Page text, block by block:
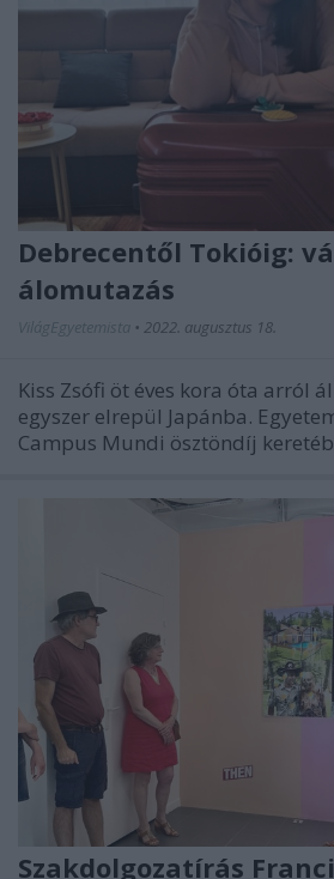
Debrecentől Tokióig:
álomutazás
VilágEgyetemista • 2022. augusztus 18.
Kiss Zsófi öt éves kora óta arról
egyszer elrepül Japánba.
Campus Mundi ösztöndíj
Szakdolgozatírás